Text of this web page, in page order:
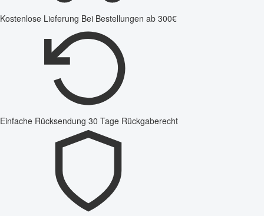
Kostenlose Lieferung Bei Bestellungen ab 300€
Einfache Rücksendung 30 Tage Rückgaberecht